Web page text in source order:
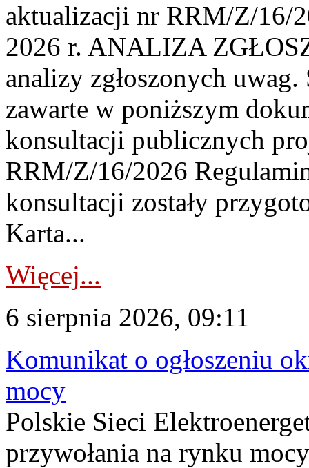
aktualizacji nr RRM/Z/16/
2026 r. ANALIZA
analizy zgłoszonych
zawarte w poniższym
konsultacji publicznych
RRM/Z/16/2026
konsultacji zostały
Karta...
Więcej...
6 sierpnia 2026, 09:11
Komunikat o ogłoszeniu
mocy
Polskie Sieci
przywołania na rynku